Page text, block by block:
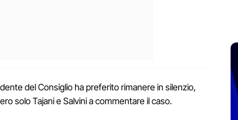
del Consiglio ha preferito rimanere in silenzio,
solo Tajani e Salvini a commentare il caso.